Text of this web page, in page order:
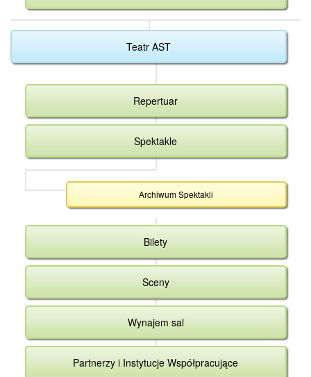
Teatr AST
Repertuar
Spektakle
Archiwum Spektakli
Bilety
Sceny
Wynajem sal
Partnerzy i Instytucje Współpracujące